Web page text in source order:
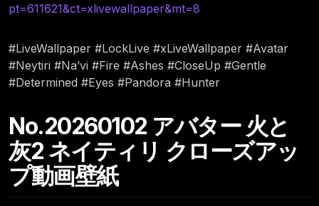
pt=611621&ct=xlivewallpaper&mt=8
#LiveWallpaper #LockLive #xLiveWallpaper #Avatar
#Neytiri #Na’vi #Fire #Ashes #CloseUp #Gentle
#Determined #Eyes #Pandora #Hunter
No.20260102 アバター 火と
灰2 ネイティリ クローズアッ
プ動画壁紙